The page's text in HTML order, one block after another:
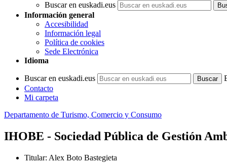
Buscar en euskadi.eus
Información general
Accesibilidad
Información legal
Política de cookies
Sede Electrónica
Idioma
Buscar en euskadi.eus
Contacto
Mi carpeta
Departamento de Turismo, Comercio y Consumo
IHOBE - Sociedad Pública de Gestión
Titular: Alex Boto Bastegieta